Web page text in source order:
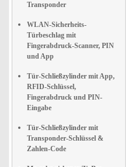
Transponder
WLAN-Sicherheits-
Türbeschlag mit
Fingerabdruck-Scanner, PIN
und App
Tür-Schließzylinder mit App,
RFID-Schlüssel,
Fingerabdruck und PIN-
Eingabe
Tür-Schließzylinder mit
Transponder-Schlüssel &
Zahlen-Code